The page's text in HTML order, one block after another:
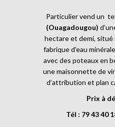
Particulier vend un
(Ouagadougou)
hectare et demi, situé
fabrique d’eau
avec des poteaux en
une maisonnette de
d’attribution et plan
Prix à
Tél : 79 43 40